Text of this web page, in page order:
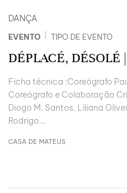
EVENTO TIPO DE EVENTO
DÉPLACÉ,
Ficha técnica :Coreógrafo
Coreógrafo e Colaboração
Diogo M. Santos, Liliana
Rodrigo...
CASA DE MATEUS
DANÇA